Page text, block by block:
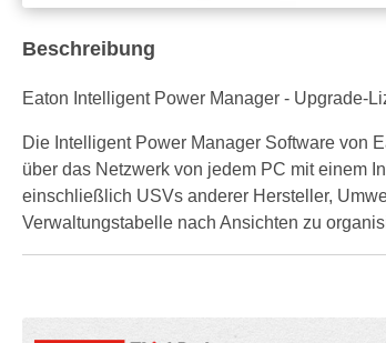
Beschreibung
Eaton Intelligent Power Manager - Upgrade-
Die Intelligent Power Manager Software von
über das Netzwerk von jedem PC mit einem
einschließlich USVs anderer Hersteller,
Verwaltungstabelle nach Ansichten zu